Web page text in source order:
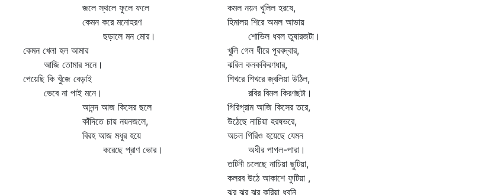
জলে স্থলে ফুলে ফলে
কেমন করে মনোহরণ
ছড়ালে মন মোর।
কেমন খেলা হল আমার
আজি তোমার সনে।
পেয়েছি কি খুঁজে বেড়াই
ভেবে না পাই মনে।
আনন্দ আজ কিসের ছলে
কাঁদিতে চায় নয়নজলে,
বিরহ আজ মধুর হয়ে
করেছে প্রাণ ভোর।
কমল নয়ন খুলিল হরষে,
হিমালয় শিরে অমল আভায়
শোভিল ধবল তুষারজটা।
খুলি গেল ধীরে পূরবদ্বার,
ঝরিল কনককিরণধার,
শিখরে শিখরে জ্বলিয়া উঠিল,
রবির বিমল কিরণছটা।
গিরিগ্রাম আজি কিসের তরে,
উঠেছে নাচিয়া হরষভরে,
অচল গিরিও হয়েছে যেমন
অধীর পাগল-পারা।
তটিনী চলেছে নাচিয়া ছুটিয়া,
কলরব উঠে আকাশে ফুটিয়া ,
ঝর ঝর ঝর করিয়া ধ্বনি